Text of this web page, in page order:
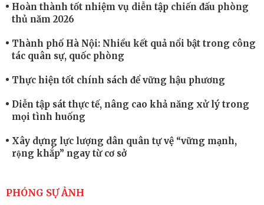
Hoàn thành tốt nhiệm vụ diễn tập chiến đấu phòng
thủ năm 2026
Thành phố Hà Nội: Nhiều kết quả nổi bật trong công
tác quân sự, quốc phòng
Thực hiện tốt chính sách để vững hậu phương
Diễn tập sát thực tế, nâng cao khả năng xử lý trong
mọi tình huống
Xây dựng lực lượng dân quân tự vệ “vững mạnh,
rộng khắp” ngay từ cơ sở
cao sức mạnh chiến đấu
PHÓNG SỰ ẢNH